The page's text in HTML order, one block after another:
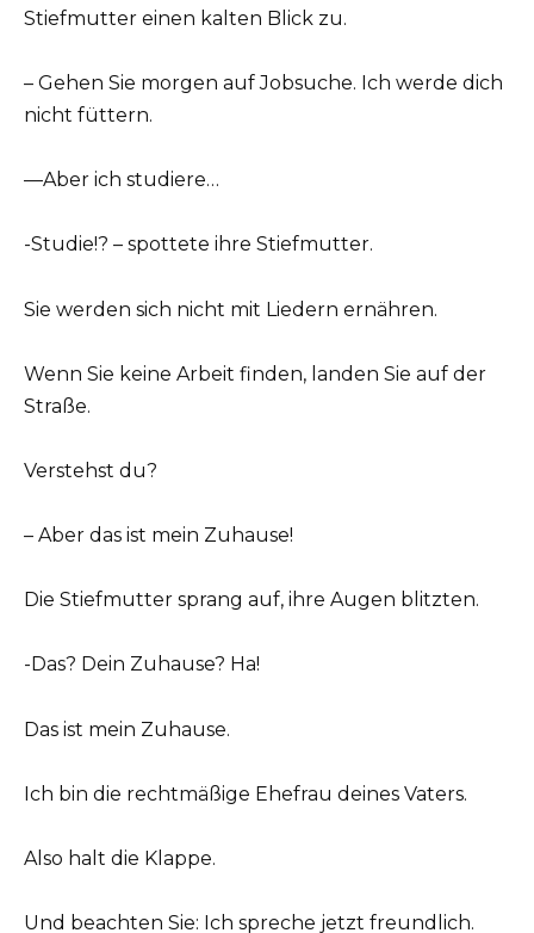
Stiefmutter einen kalten Blick zu.
– Gehen Sie morgen auf Jobsuche. Ich werde dich
nicht füttern.
—Aber ich studiere…
-Studie!? – spottete ihre Stiefmutter.
Sie werden sich nicht mit Liedern ernähren.
Wenn Sie keine Arbeit finden, landen Sie auf der
Straße.
Verstehst du?
– Aber das ist mein Zuhause!
Die Stiefmutter sprang auf, ihre Augen blitzten.
-Das? Dein Zuhause? Ha!
Das ist mein Zuhause.
Ich bin die rechtmäßige Ehefrau deines Vaters.
Also halt die Klappe.
Und beachten Sie: Ich spreche jetzt freundlich.